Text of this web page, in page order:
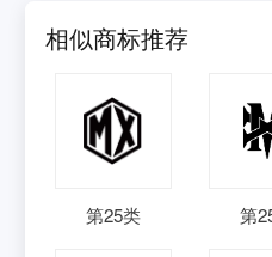
相似商标推荐
第25类 第